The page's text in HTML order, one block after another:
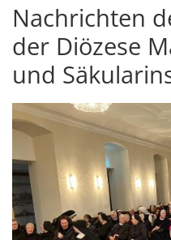
Nachrichten
der Diözese
und